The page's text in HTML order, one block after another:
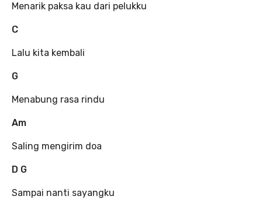
Menarik paksa kau dari pelukku
C
Lalu kita kembali
G
Menabung rasa rindu
Am
Saling mengirim doa
D G
Sampai nanti sayangku